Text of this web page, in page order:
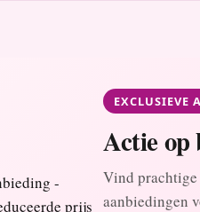
EXCLUSIEVE
Actie op
Vind prachtige
aanbiedingen